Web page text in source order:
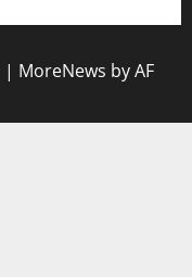
| MoreNews by AF